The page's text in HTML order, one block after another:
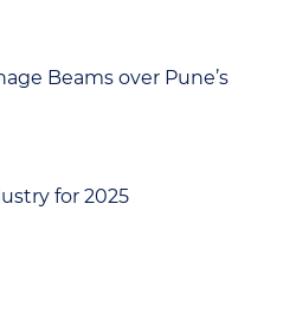
Beams over Pune’s
for 2025